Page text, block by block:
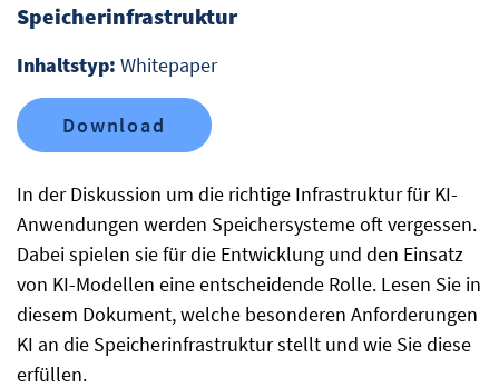
In der Diskussion um die richtige Infrastruktur für KI-
Anwendungen werden Speichersysteme oft vergessen.
Dabei spielen sie für die Entwicklung und den Einsatz
von KI-Modellen eine entscheidende Rolle. Lesen Sie in
diesem Dokument, welche besonderen Anforderungen
KI an die Speicherinfrastruktur stellt und wie Sie diese
erfüllen.
Speicherinfrastruktur
Inhaltstyp: Whitepaper
Download